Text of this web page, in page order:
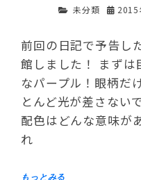
未分類 2015
前回の日記で予告し
館しました！ まずは
なパープル！眼柄だ
とんど光が差さない
配色はどんな意味が
れ